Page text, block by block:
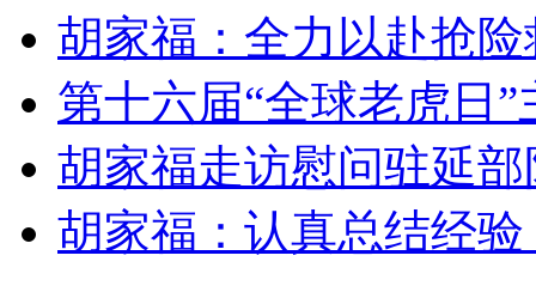
胡家福：全力以赴抢
第十六届“全球老虎日
胡家福走访慰问驻延
胡家福：认真总结经